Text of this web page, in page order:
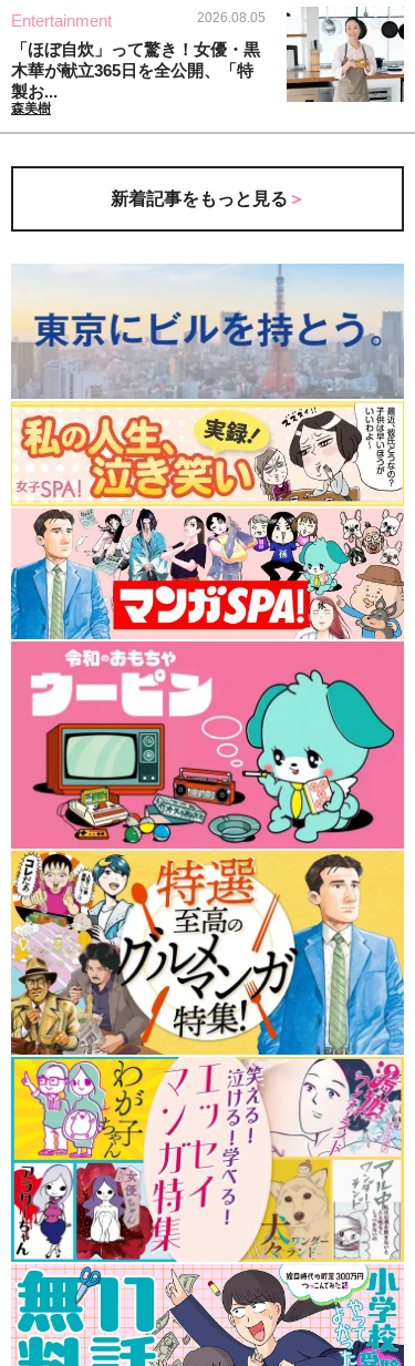
Entertainment 2026.08.05
「ほぼ自炊」って驚き！女優・黒
木華が献立365日を全公開、「特
製お...
森美樹
新着記事をもっと見る